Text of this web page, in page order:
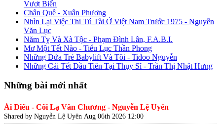
Vượt Biển
Chân Quê - Xuân Phương
Nhìn Lại Việc Thi Tú Tài Ở Việt Nam Trước 1975 - Nguyễn
Văn Lục
Năm Tỵ Và Xà Tộc - Phạm Đình Lân, F.A.B.I.
Mơ Một Tết Nào - Tiểu Lục Thần Phong
Những Đứa Trẻ Babylift Và Tôi - Tidoo Nguyễn
Những Cái Tết Đầu Tiên Tại Thụy Sĩ - Trần Thị Nhật Hưng
Những bài mới nhất
Ái Điểu - Cõi Lạ Văn Chương - Nguyễn Lệ Uyên
Shared by Nguyễn Lệ Uyên Aug 06th 2026 12:00